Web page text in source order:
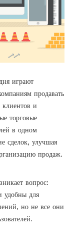
играют
продавать
и
торговые
в одном
сделок, улучшая
продаж.
вопрос:
удобны для
но не все они